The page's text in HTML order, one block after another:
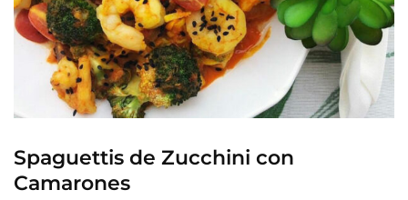
Spaguettis de Zucchini con
Camarones